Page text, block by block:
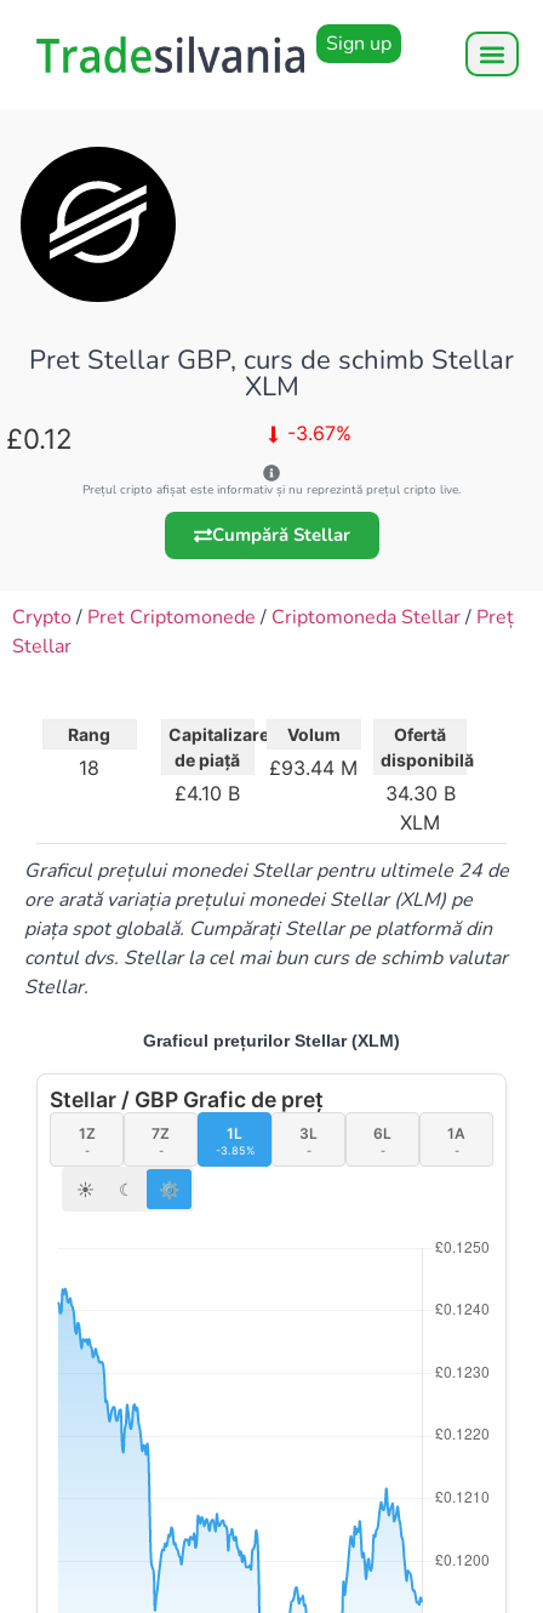
Sign up
Pret Stellar GBP, curs de schimb Stellar
XLM
£0.12 -3.67%
Prețul cripto afișat este informativ și nu reprezintă prețul cripto live.
Cumpără Stellar
Crypto/ Pret Criptomonede / Criptomoneda Stellar/ Preț
Stellar
Capitalizare
de piață
£4.10 B
Volum
£93.44 M
Ofertă
disponibilă
34.30 B
XLM
Rang
18
Graficul prețului monedei Stellar pentru ultimele 24 de
ore arată variația prețului monedei Stellar (XLM) pe
piața spot globală. Cumpărați Stellar pe platformă din
contul dvs. Stellar la cel mai bun curs de schimb valutar
Stellar.
Graficul prețurilor Stellar (XLM)
Stellar / GBP Grafic de preț
1Z
-
7Z
-
1L
-3.85%
3L
-
6L
-
1A
-
☀ ☾ ⚙